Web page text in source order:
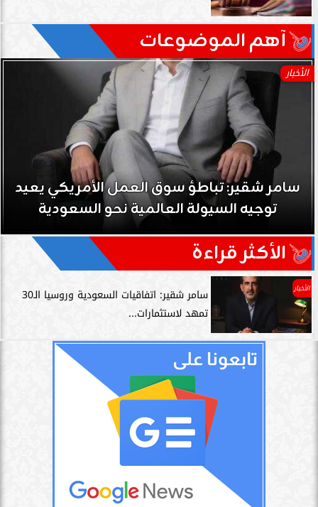
آهم الموضوعات
الأخبار
سامر شقير: تباطؤ سوق العمل الأمريكي يعيد
توجيه السيولة العالمية نحو السعودية
الأكثر قراءة
الأخبار
سامر شقير: اتفاقيات السعودية وروسيا الـ30
تمهد لاستثمارات...